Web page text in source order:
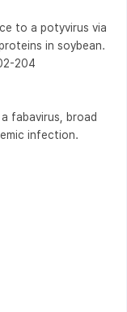
in soybean.
204
infection.